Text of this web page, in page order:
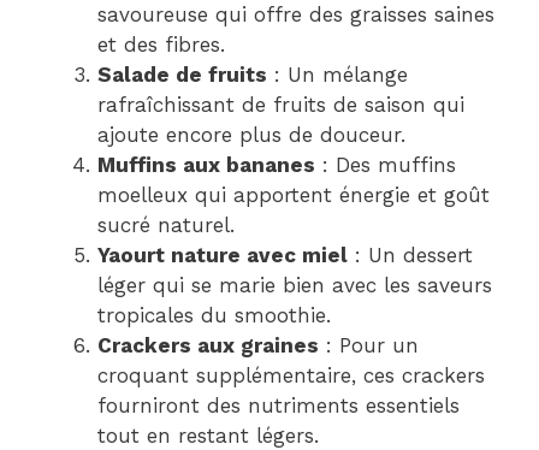
savoureuse qui offre des graisses saines
et des fibres.
Salade de fruits : Un mélange
rafraîchissant de fruits de saison qui
ajoute encore plus de douceur.
Muffins aux bananes : Des muffins
moelleux qui apportent énergie et goût
sucré naturel.
Yaourt nature avec miel : Un dessert
léger qui se marie bien avec les saveurs
tropicales du smoothie.
Crackers aux graines : Pour un
croquant supplémentaire, ces crackers
fourniront des nutriments essentiels
tout en restant légers.